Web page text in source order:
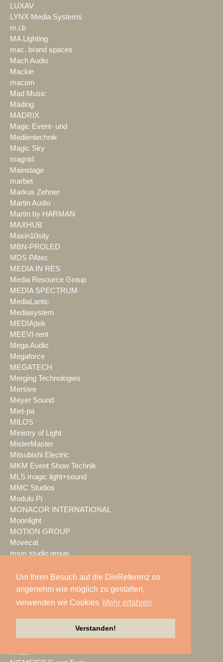
Um Ihren Besuch auf die DieReferenz so
angenehm wie möglich zu gestalten,
verwenden wir Cookies Mehr erfahren
Verstanden!
LUXAV
LYNX Media Systems
m.i.b
MA Lighting
mac. brand spaces
Mach Audio
Mackie
macom
Mad Music
Mäding
MADRIX
Magic Event- und
Medientechnik
Magic Sky
magnid
Mainstage
marbet
Markus Zehner
Martin Audio
Martin by HARMAN
MAXHUB
Maxin10sity
MBN-PROLED
MDS PAtec
MEDIA IN RES
Media Resource Group
MEDIA SPECTRUM
MediaLantic
Mediasystem
MEDIA|tek
MEEVI-rent
Mega Audio
Megaforce
MEGATECH
Merging Technologies
Mersive
Meyer Sound
Miet-pa
MILOS
Ministry of Light
MisterMaster
Mitsubishi Electric
MKM Event Show Technik
MLS magic light+sound
MMC Studios
Modulo Pi
MONACOR INTERNATIONAL
Moonlight
MOTION GROUP
Movecat
msm studio group
music & light design
MUTEC
Neumann&Müller